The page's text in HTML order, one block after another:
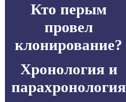
Кто перым
провел
клонирование?
Хронология и
парахронология